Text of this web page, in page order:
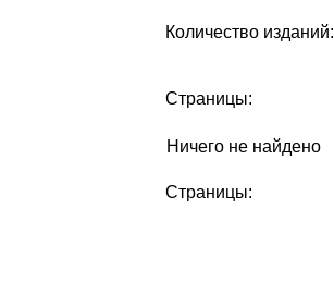
Количество изданий:
Страницы:
Ничего не найдено
Страницы: